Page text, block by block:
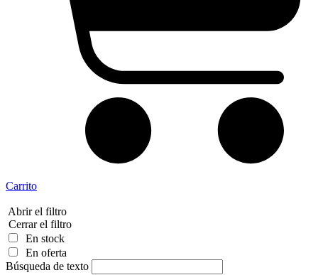
Carrito
Abrir el filtro
Cerrar el filtro
En stock
En oferta
Búsqueda de texto